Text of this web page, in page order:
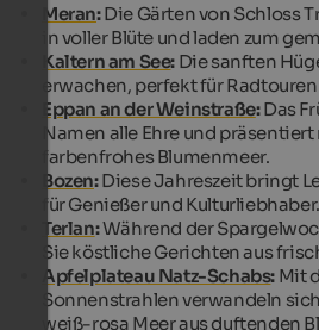
Meran:Die Gärten von Schloss
in voller Blüte und laden zum
Kaltern am See: Die sanften
erwachen, perfekt für
Eppan an der Weinstraße:Das
Namen alle Ehre und
farbenfrohes Blumenmeer.
Bozen:Diese Jahreszeit bringt
für Genießer und Kulturliebhaber.
Terlan:Während der
Sie köstliche Gerichten aus
Apfelplateau Natz-Schabs: Mit
Sonnenstrahlen verwandeln
weiß-rosa Meer aus duftenden